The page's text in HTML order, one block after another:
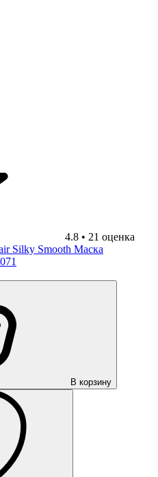
4.8 • 21 оценка
Silky Smooth Маска
В корзину